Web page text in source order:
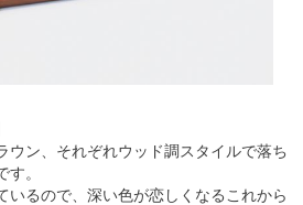
ウン、それぞれウッド調スタイルで落ち
。
いるので、深い色が恋しくなるこれから